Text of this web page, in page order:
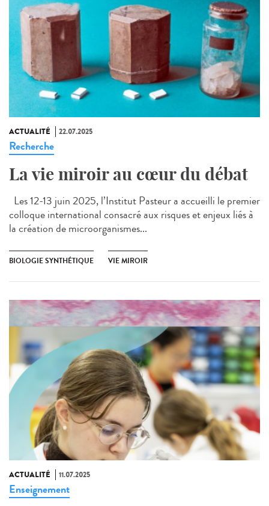
ACTUALITÉ 22.07.2025
Recherche
La vie miroir au cœur du débat
Les 12-13 juin 2025, l’Institut Pasteur a accueilli le premier
colloque international consacré aux risques et enjeux liés à
la création de microorganismes...
BIOLOGIE SYNTHÉTIQUE VIE MIROIR
ACTUALITÉ 11.07.2025
Enseignement